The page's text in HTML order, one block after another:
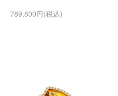
789,800円(税込)